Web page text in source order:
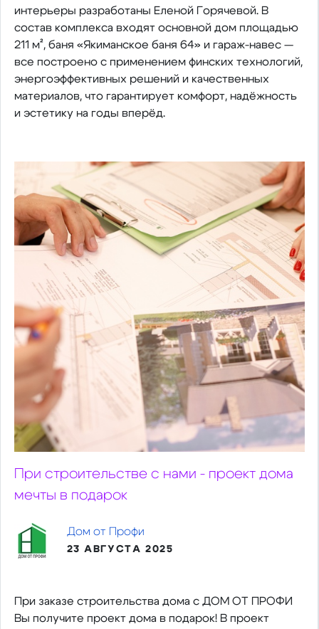
интерьеры разработаны Еленой Горячевой. В
состав комплекса входят основной дом площадью
211 м², баня «Якиманское баня 64» и гараж-навес —
все построено с применением финских технологий,
энергоэффективных решений и качественных
материалов, что гарантирует комфорт, надёжность
и эстетику на годы вперёд.
При строительстве с нами - проект дома
мечты в подарок
Дом от Профи
23 АВГУСТА 2025
При заказе строительства дома с ДОМ ОТ ПРОФИ
Вы получите проект дома в подарок! В проект